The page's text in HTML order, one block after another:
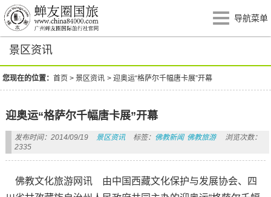
导航菜单
景区资讯
您现在的位置：首页 >景区资讯 >迎奥运“格萨尔千幅唐卡展”开幕
迎奥运“格萨尔千幅唐卡展”开幕
发布时间：2014/09/19 景区资讯 标签： 佛教新闻 佛教旅游
浏览次数：
2335
佛教文化旅游网讯 由中国西藏文化保护与发展协会、四